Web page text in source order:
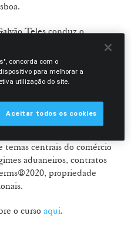
Teles conduz o
mecanismos de
no comércio internacional,
referência em Portugal,
centrais do comércio
aduaneiros, contratos
propriedade
o curso aqui.
concorda com o
para melhorar a
utilização do site.
Aceitar todos os cookies